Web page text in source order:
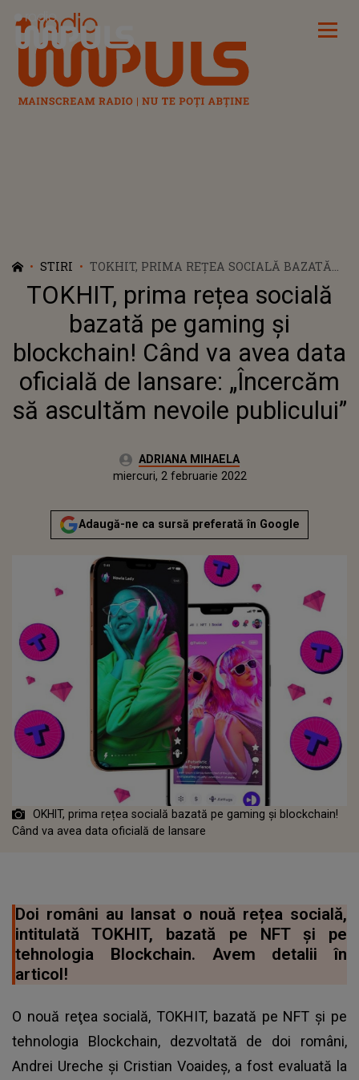
Radio Impuls
STIRI
TOKHIT, PRIMA REȚEA SOCIALĂ BAZATĂ
PE GAMING ȘI BLOCKCHAIN! CÂND VA AVEA
DATA OFICIALĂ DE LANSARE: „ÎNCERCĂM
SĂ ASCULTĂM NEVOILE PUBLICULUI”
TOKHIT, prima rețea socială
bazată pe gaming și
blockchain! Când va avea data
oficială de lansare: „Încercăm
să ascultăm nevoile publicului”
Autor:ADRIANA MIHAELA
miercuri, 2 februarie 2022
Actualizat:
miercuri, 2 februarie 2022
Adaugă-ne ca sursă preferată în Google
OKHIT, prima rețea socială bazată pe gaming și blockchain!
Când va avea data oficială de lansare
Doi români au lansat o nouă rețea socială,
intitulată TOKHIT, bazată pe NFT şi pe
tehnologia Blockchain. Avem detalii în
articol!
O nouă reţea socială, TOKHIT, bazată pe NFT şi pe
tehnologia Blockchain, dezvoltată de doi români,
Andrei Ureche și Cristian Voaideș, a fost evaluată la